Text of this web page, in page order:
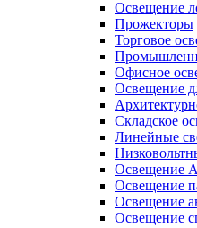
Освещение
Прожекторы
Торговое
Офисное
Освещение
Складское
Линейные
Освещение
Освещение
Освещение
Освещение